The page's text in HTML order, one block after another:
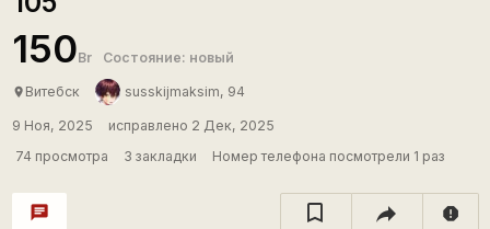
150Br Состояние: новый
place Витебск susskijmaksim, 94
9 Ноя, 2025
исправлено 2 Дек, 2025
74 просмотра
3 закладки Номер телефона посмотрели 1 раз
chat report